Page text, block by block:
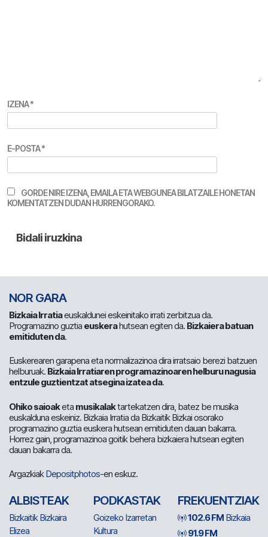
IZENA*
E-POSTA*
GORDE NIRE IZENA, EMAILA ETA WEBGUNEA BILATZAILE HONETAN
KOMENTATZEN DUDAN HURRENGORAKO.
NOR GARA
Bizkaia Irratiaeuskaldunei eskeinitako irrati zerbitzua da.
Programazino guztia euskerahutsean egiten da. Bizkaiera batuan
emitiduten da.
Euskerearen garapena eta normalizazinoa dira irratsaio berezi batzuen
helburuak. Bizkaia Irratiaren programazinoaren helburu nagusia
entzule guztientzat atsegina izatea da.
Ohiko saioaketa musikalaktartekatzen dira, batez be musika
euskalduna eskeiniz. Bizkaia Irratia da Bizkaitik Bizkai osorako
programazino guztia euskera hutsean emitiduten dauan bakarra.
Horrez gain, programazinoa goitik behera bizkaiera hutsean egiten
dauan bakarra da.
ArgazkiakDepositphotos-en eskuz.
ALBISTEAK
Bizkaitik Bizkaira
Elizea
PODKASTAK
Goizeko Izarretan
Kultura
FREKUENTZIAK
102.6 FM Bizkaia
91.9 FM